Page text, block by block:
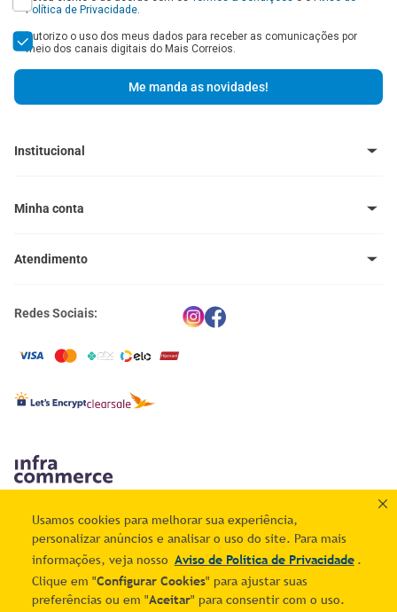
Usamos cookies para melhorar sua experiência,
personalizar anúncios e analisar o uso do site. Para mais
informações, veja nosso Aviso de Política de Privacidade .
Clique em "Configurar Cookies" para ajustar suas
preferências ou em "Aceitar" para consentir com o uso.
Política de Privacidade.
Autorizo o uso dos meus dados para receber as comunicações por
meio dos canais digitais do Mais Correios.
Me manda as novidades!
Institucional
Central de Ajuda - FAQ
Política de Cupons
Central de Privacidade
Minha conta
Meus endereços
Atendimento
atendimento@maiscorreios.com.br
Segunda à sexta-feira, das 9h às 18h.
Redes Sociais:
S.A. - CNPJ: 59.317.850/0001-60 - Av. Hélio Ossamu Daikuara, 1445 (Galpão G7, Sala RJ,
Nível Mezanino) - Jardim Vista Alegre - Embu das Artes/SP - CEP: 06807-905